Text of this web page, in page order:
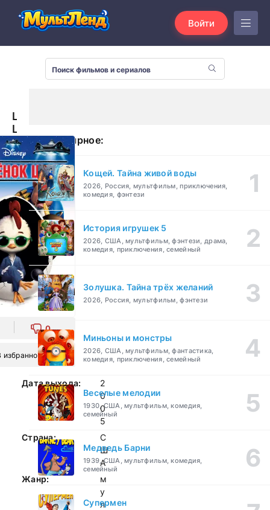
Войти
Цыплёнок
Цыпа
(2005)
0
избранное
Дата выхода:
2
0
0
5
Страна:
С
Ш
А
Жанр:
м
у
л
Популярное:
Кощей. Тайна живой воды
2026, Россия, мультфильм, приключения,
комедия, фэнтези
История игрушек 5
2026, США, мультфильм, фэнтези, драма,
комедия, приключения, семейный
Золушка. Тайна трёх желаний
2026, Россия, мультфильм, фэнтези
Миньоны и монстры
2026, США, мультфильм, фантастика,
комедия, приключения, семейный
Веселые мелодии
1930, США, мультфильм, комедия,
семейный
Медведь Барни
1939, США, мультфильм, комедия,
семейный
Супермен